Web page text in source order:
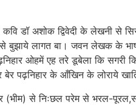
अशोक द्विवेदी के लेखनी से
बुझाये लागत बा। जवन लेखक के
ओहमें एह तरे डूबेला कि
पढ़निहार के आँखिन के लोराये
से निःछल परेम से भरल-